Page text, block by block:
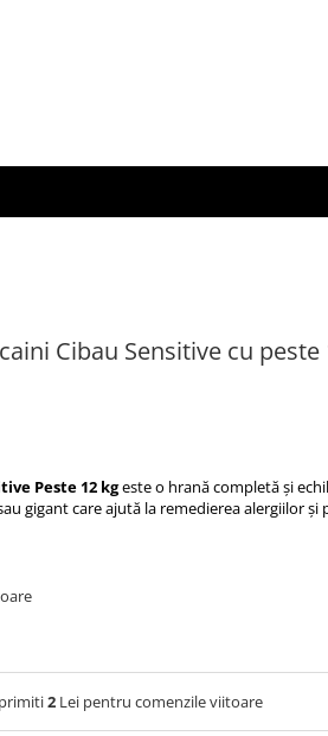
Cibau Sensitive cu peste
Peste 12 kgeste o hrană completă și
gigant care ajută la remedierea alergiilor și
2 Lei pentru comenzile viitoare